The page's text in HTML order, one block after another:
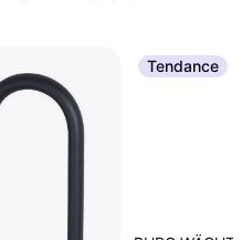
Tendance